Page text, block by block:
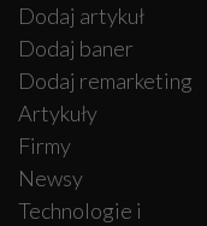
Dodaj artykuł
Dodaj baner
Dodaj remarketing
Artykuły
Firmy
Newsy
Technologie i